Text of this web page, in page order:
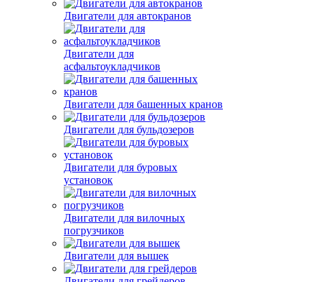
Двигатели для автокранов
Двигатели для
асфальтоукладчиков
Двигатели для башенных кранов
Двигатели для бульдозеров
Двигатели для буровых
установок
Двигатели для вилочных
погрузчиков
Двигатели для вышек